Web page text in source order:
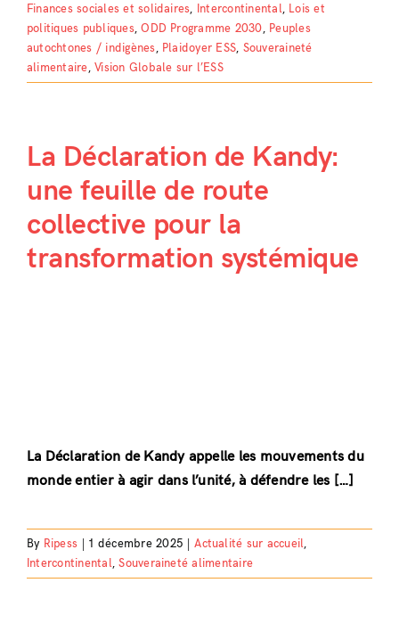
Finances sociales et solidaires, Intercontinental, Lois et
politiques publiques,ODD Programme 2030, Peuples
autochtones / indigènes, Plaidoyer ESS, Souveraineté
alimentaire,Vision Globale sur l’ESS
La Déclaration de Kandy:
une feuille de route
collective pour la
transformation systémique
La Déclaration de Kandy appelle les mouvements du
monde entier à agir dans l’unité, à défendre les […]
By Ripess 1 décembre 2025 Actualité sur accueil,
Intercontinental,Souveraineté alimentaire